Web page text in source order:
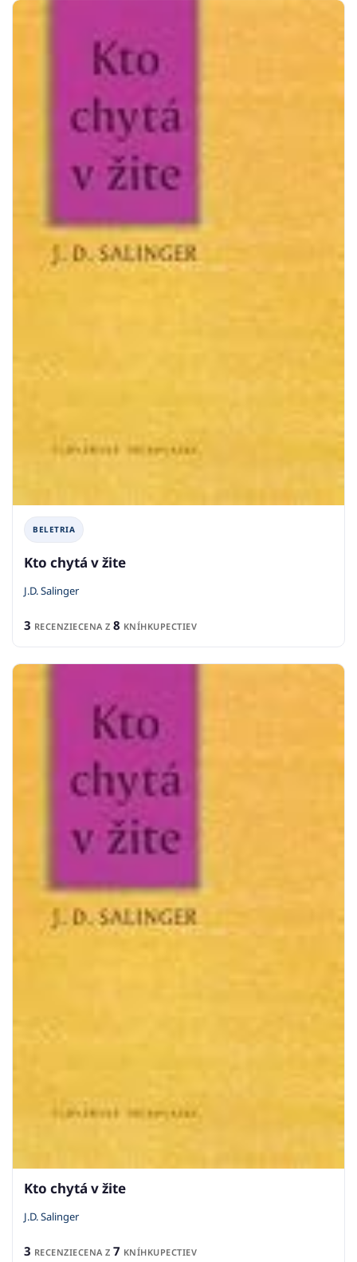
BELETRIA
Kto chytá v žite
J.D. Salinger
3 RECENZIECENA Z 8 KNÍHKUPECTIEV
Kto chytá v žite
J.D. Salinger
3 RECENZIECENA Z 7 KNÍHKUPECTIEV